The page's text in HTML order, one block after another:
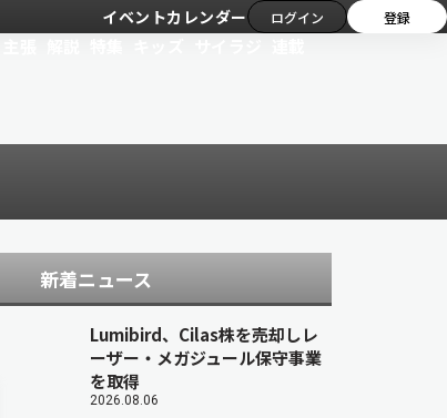
イベントカレンダー ログイン 登録
新着ニュース
Lumibird、Cilas株を売却しレ
ーザー・メガジュール保守事業
を取得
2026.08.06